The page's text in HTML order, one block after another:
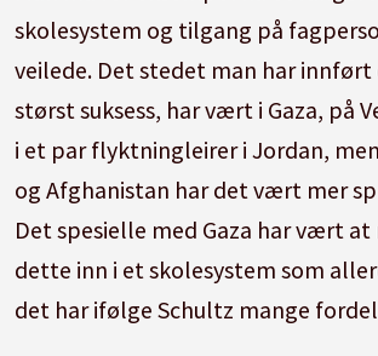
skolesystem og tilgang på
veilede. Det stedet man har
størst suksess, har vært i Gaza, på
i et par flyktningleirer i Jordan,
og Afghanistan har det vært mer
Det spesielle med Gaza har vært
dette inn i et skolesystem som
det har ifølge Schultz mange